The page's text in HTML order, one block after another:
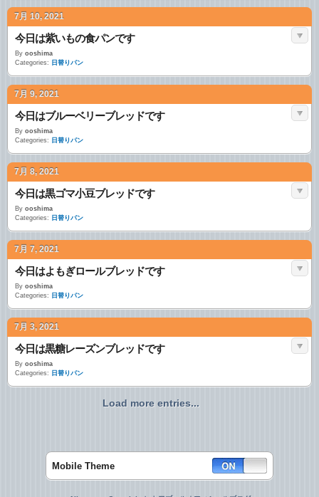
7月 10, 2021
今日は紫いもの食パンです
By ooshima
Categories: 日替りパン
7月 9, 2021
今日はブルーベリーブレッドです
By ooshima
Categories: 日替りパン
7月 8, 2021
今日は黒ゴマ小豆ブレッドです
By ooshima
Categories: 日替りパン
7月 7, 2021
今日はよもぎロールブレッドです
By ooshima
Categories: 日替りパン
7月 3, 2021
今日は黒糖レーズンブレッドです
By ooshima
Categories: 日替りパン
Load more entries...
Mobile Theme